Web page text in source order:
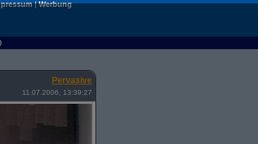
|Werbung
Pervasive
11.07.2006, 13:39:27